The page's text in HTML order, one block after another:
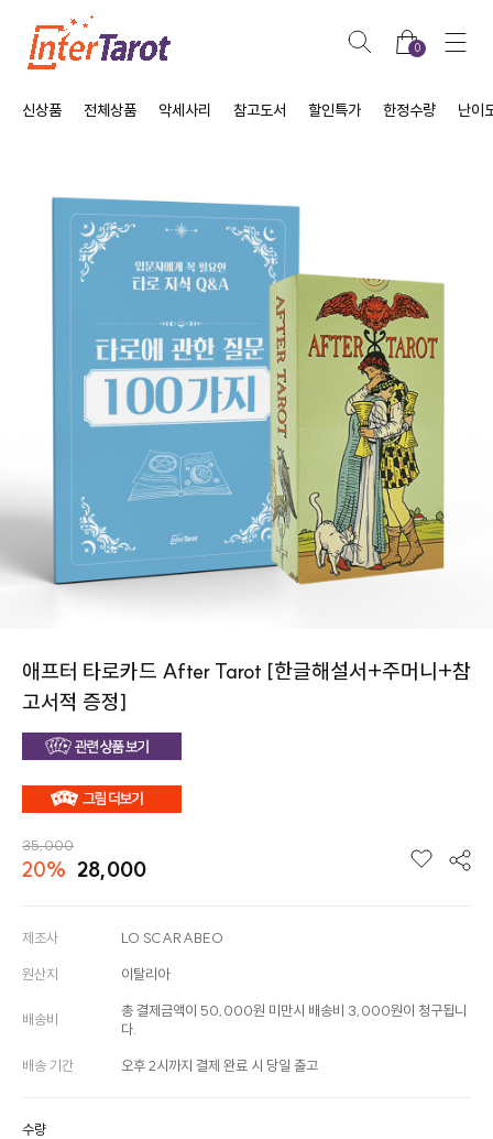
0
신상품 전체상품 악세사리 참고도서 할인특가 한정수량 난이
애프터 타로카드 After Tarot [한글해설서+주머니+참
고서적 증정]
35,000
20% 28,000
제조사 LO SCARABEO
원산지 이탈리아
배송비
총 결제금액이 50,000원 미만시 배송비 3,000원이 청구됩니
다.
배송 기간 오후 2시까지 결제 완료 시 당일 출고
수량